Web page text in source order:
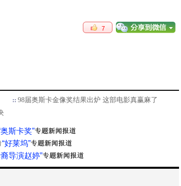
7
98届奥斯卡金像奖结果出炉 这部电影真赢麻了
奥斯卡奖”
“好莱坞”
裔导演赵婷”